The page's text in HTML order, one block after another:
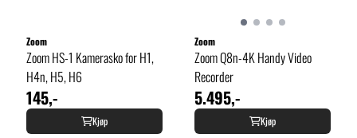
Zoom
Zoom HS-1 Kamerasko for H1,
H4n, H5, H6
145,-
Kjøp
Zoom
Zoom Q8n-4K Handy Video
Recorder
5.495,-
Kjøp